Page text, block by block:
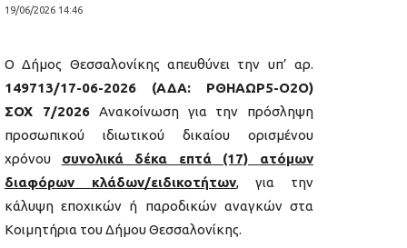
19/06/2026 14:46
Ο Δήμος Θεσσαλονίκης απευθύνει την υπ’ αρ.
149713/17-06-2026 (ΑΔΑ: ΡΘΗΑΩΡ5-Ο2Ο)
ΣΟΧ 7/2026Ανακοίνωση για την πρόσληψη
προσωπικού ιδιωτικού δικαίου ορισμένου
χρόνου συνολικά δέκα επτά (17) ατόμων
διαφόρων κλάδων/ειδικοτήτων, για την
κάλυψη εποχικών ή παροδικών αναγκών στα
Κοιμητήρια του Δήμου Θεσσαλονίκης.